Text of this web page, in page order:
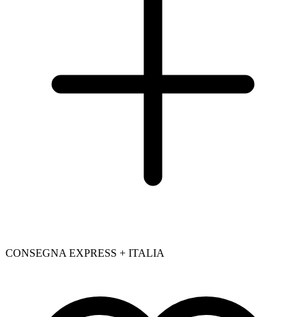
CONSEGNA EXPRESS + ITALIA